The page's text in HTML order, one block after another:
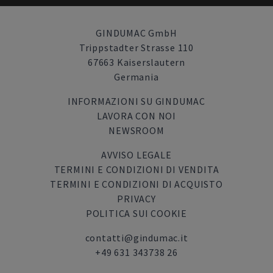
GINDUMAC GmbH
Trippstadter Strasse 110
67663 Kaiserslautern
Germania
INFORMAZIONI SU GINDUMAC
LAVORA CON NOI
NEWSROOM
AVVISO LEGALE
TERMINI E CONDIZIONI DI VENDITA
TERMINI E CONDIZIONI DI ACQUISTO
PRIVACY
POLITICA SUI COOKIE
contatti@gindumac.it
+49 631 343738 26